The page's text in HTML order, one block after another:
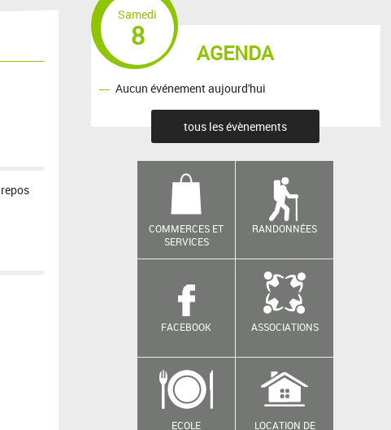
AGENDA
Samedi
8
Aucun événement aujourd'hui
tous les évènements
COMMERCES ET
SERVICES
RANDONNÉES
FACEBOOK ASSOCIATIONS
ECOLE
LOCATION DE